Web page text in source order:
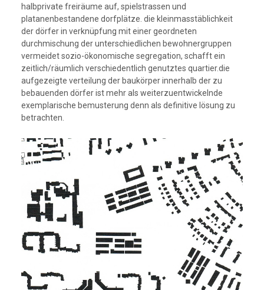
halbprivate freiräume auf, spielstrassen und
platanenbestandene dorfplätze. die kleinmasstäblichkeit
der dörfer in verknüpfung mit einer geordneten
durchmischung der unterschiedlichen bewohnergruppen
vermeidet sozio-ökonomische segregation, schafft ein
zeitlich/räumlich verschiedentlich genutztes quartier.die
aufgezeigte verteilung der baukörper innerhalb der zu
bebauenden dörfer ist mehr als weiterzuentwickelnde
exemplarische bemusterung denn als definitive lösung zu
betrachten.